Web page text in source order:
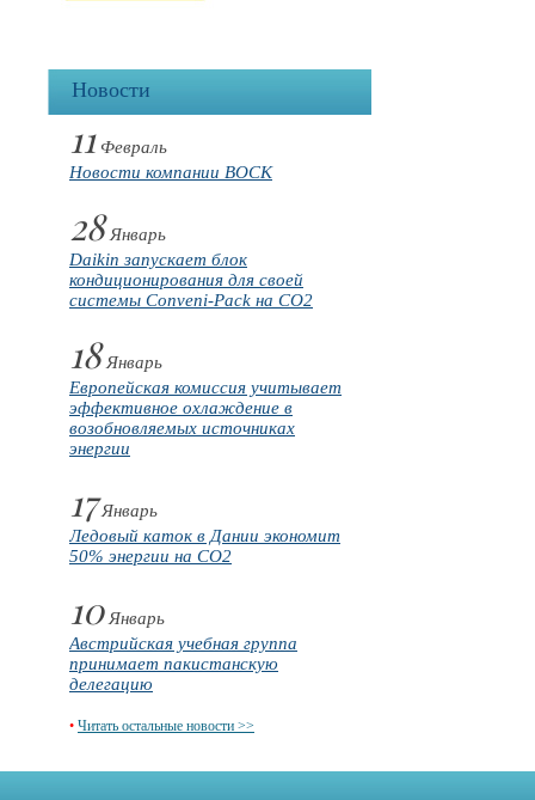
Новости
11 Февраль
Новости компании BOCK
28Январь
Daikin запускает блок
кондиционирования для своей
системы Conveni-Pack на CO2
18Январь
Европейская комиссия учитывает
эффективное охлаждение в
возобновляемых источниках
энергии
17Январь
Ледовый каток в Дании экономит
50% энергии на CO2
10Январь
Австрийская учебная группа
принимает пакистанскую
делегацию
• Читать остальные новости >>